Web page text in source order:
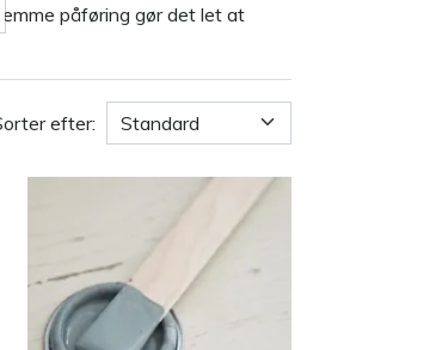
påføring gør det let at
efter: